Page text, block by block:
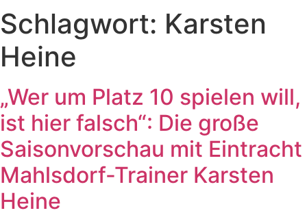
Schlagwort: Karsten
Heine
„Wer um Platz 10 spielen will,
ist hier falsch“: Die große
Saisonvorschau mit Eintracht
Mahlsdorf-Trainer Karsten
Heine